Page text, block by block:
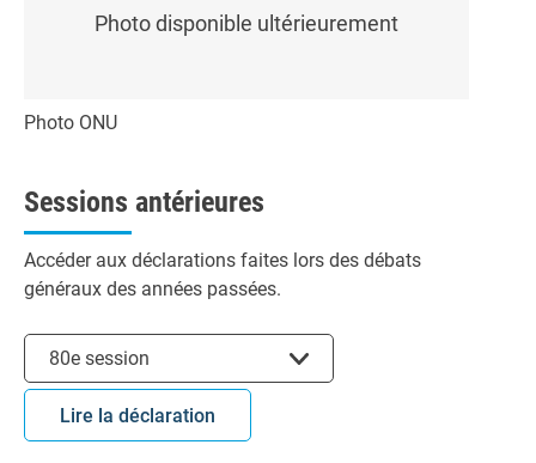
Photo disponible ultérieurement
Photo ONU
Sessions antérieures
Accéder aux déclarations faites lors des débats
généraux des années passées.
80e session
Lire la déclaration